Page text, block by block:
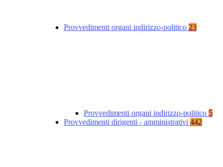
Provvedimenti organi indirizzo-politico 23
Provvedimenti organi indirizzo-politico 5
Provvedimenti dirigenti - amministrativi 442